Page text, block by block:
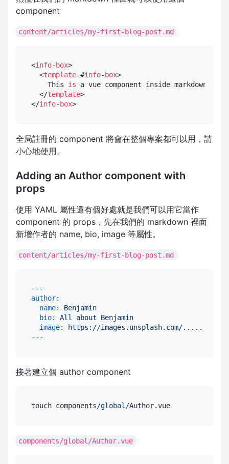
component
content/articles/my-first-blog-post.md
<info- box>
  <
template #info- box>
    This
is a vue component inside markdown
  </
template>
</info- box >
全局註冊的 component 將會在整個專案都可以用，請
小心地使用。
Adding an Author component with
props
使用 YAML 屬性還有個好處就是我們可以用它當作
component 的 props，先在我們的 markdown 裡面
新增作者的 name, bio, image 等屬性。
content/articles/my-first-blog-post.md
---
author:
name:
Benjamin
bio:
All about
Benjamin
image:
https://images.unsplash.com/.....
接著建立個 author component
touch components/global/ Author.vue
components/global/Author.vue